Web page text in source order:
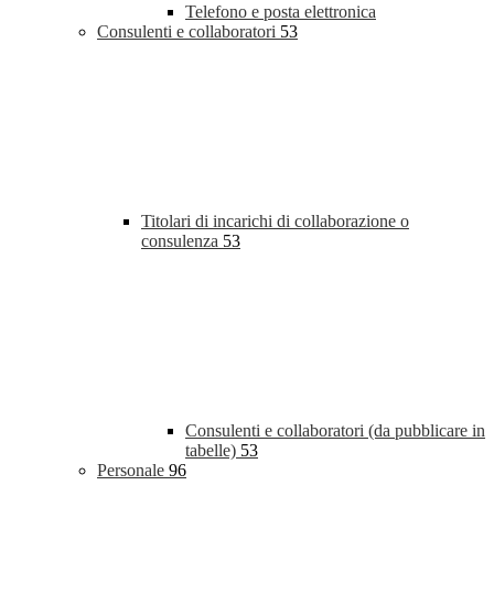
Telefono e posta elettronica
Consulenti e collaboratori 53
Titolari di incarichi di collaborazione o
consulenza 53
Consulenti e collaboratori (da pubblicare in
tabelle) 53
Personale 96